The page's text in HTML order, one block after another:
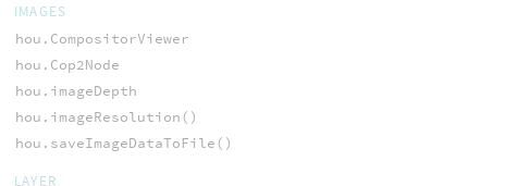
IMAGES
hou.CompositorViewer
hou.Cop2Node
hou.imageDepth
hou.imageResolution()
hou.saveImageDataToFile()
LAYER